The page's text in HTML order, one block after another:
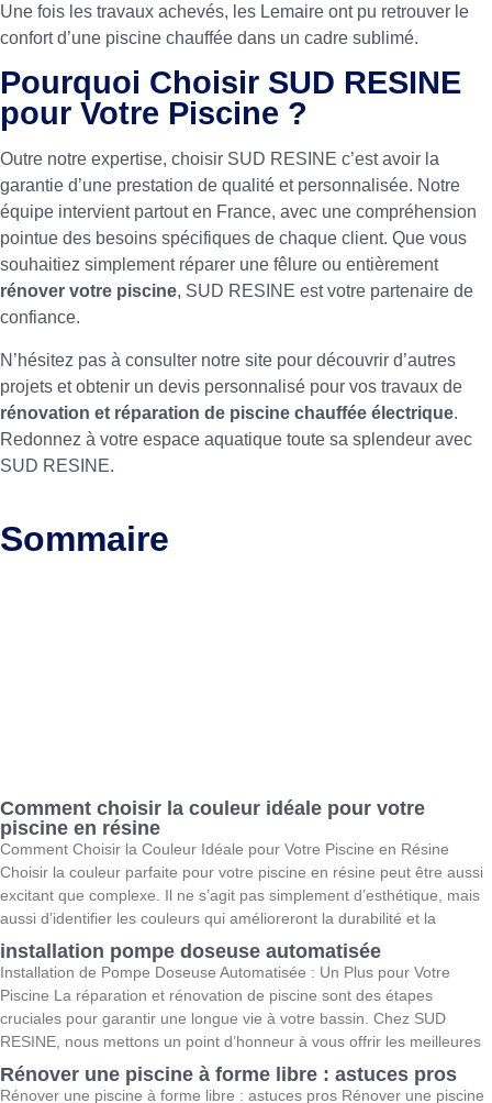
Une fois les travaux achevés, les Lemaire ont pu retrouver le
confort d’une piscine chauffée dans un cadre sublimé.
Pourquoi Choisir SUD RESINE
pour Votre Piscine ?
Outre notre expertise, choisir SUD RESINE c’est avoir la
garantie d’une prestation de qualité et personnalisée. Notre
équipe intervient partout en France, avec une compréhension
pointue des besoins spécifiques de chaque client. Que vous
souhaitiez simplement réparer une fêlure ou entièrement
rénover votre piscine, SUD RESINE est votre partenaire de
confiance.
N’hésitez pas à consulter notre site pour découvrir d’autres
projets et obtenir un devis personnalisé pour vos travaux de
rénovation et réparation de piscine chauffée électrique.
Redonnez à votre espace aquatique toute sa splendeur avec
SUD RESINE.
Sommaire
Comment choisir la couleur idéale pour votre
piscine en résine
Comment Choisir la Couleur Idéale pour Votre Piscine en Résine
Choisir la couleur parfaite pour votre piscine en résine peut être aussi
excitant que complexe. Il ne s’agit pas simplement d’esthétique, mais
aussi d’identifier les couleurs qui amélioreront la durabilité et la
installation pompe doseuse automatisée
Installation de Pompe Doseuse Automatisée : Un Plus pour Votre
Piscine La réparation et rénovation de piscine sont des étapes
cruciales pour garantir une longue vie à votre bassin. Chez SUD
RESINE, nous mettons un point d’honneur à vous offrir les meilleures
Rénover une piscine à forme libre : astuces pros
Rénover une piscine à forme libre : astuces pros Rénover une piscine